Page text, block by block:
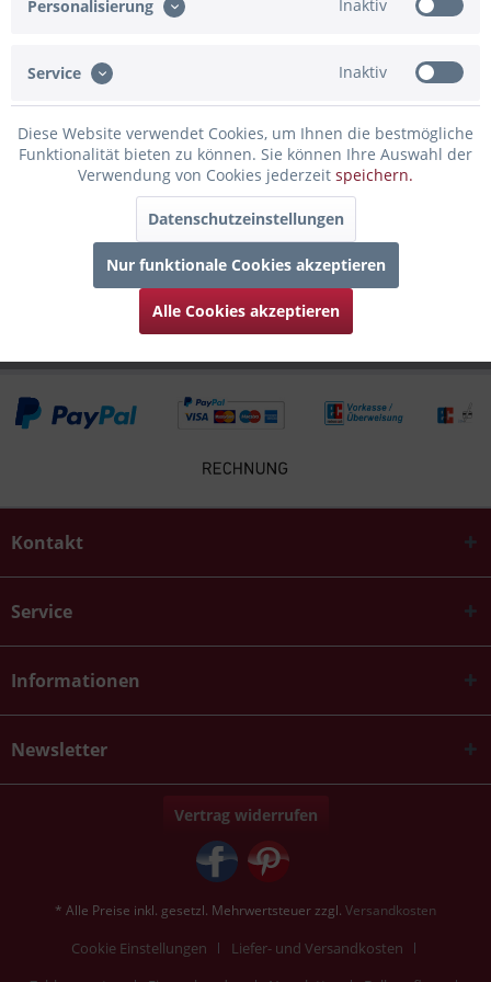
Gravur der Skyline vom Alten Land...
Bewertungen
Bewertungen lesen, schreiben und diskutieren...mehr
Infos zum Hersteller
Folgende Infos zum Hersteller sind verfübar......
4
Kunden haben sich ebenfalls angesehen
Kontakt
Service
Informationen
Newsletter
Vertrag widerrufen
* Alle Preise inkl. gesetzl. Mehrwertsteuer zzgl. Versandkosten
Cookie Einstellungen
Liefer- und Versandkosten
Personalisierung Inaktiv
Service Inaktiv
Diese Website verwendet Cookies, um Ihnen die bestmögliche
Funktionalität bieten zu können. Sie können Ihre Auswahl der
Verwendung von Cookies jederzeit speichern.
Datenschutzeinstellungen
Nur funktionale Cookies akzeptieren
Alle Cookies akzeptieren